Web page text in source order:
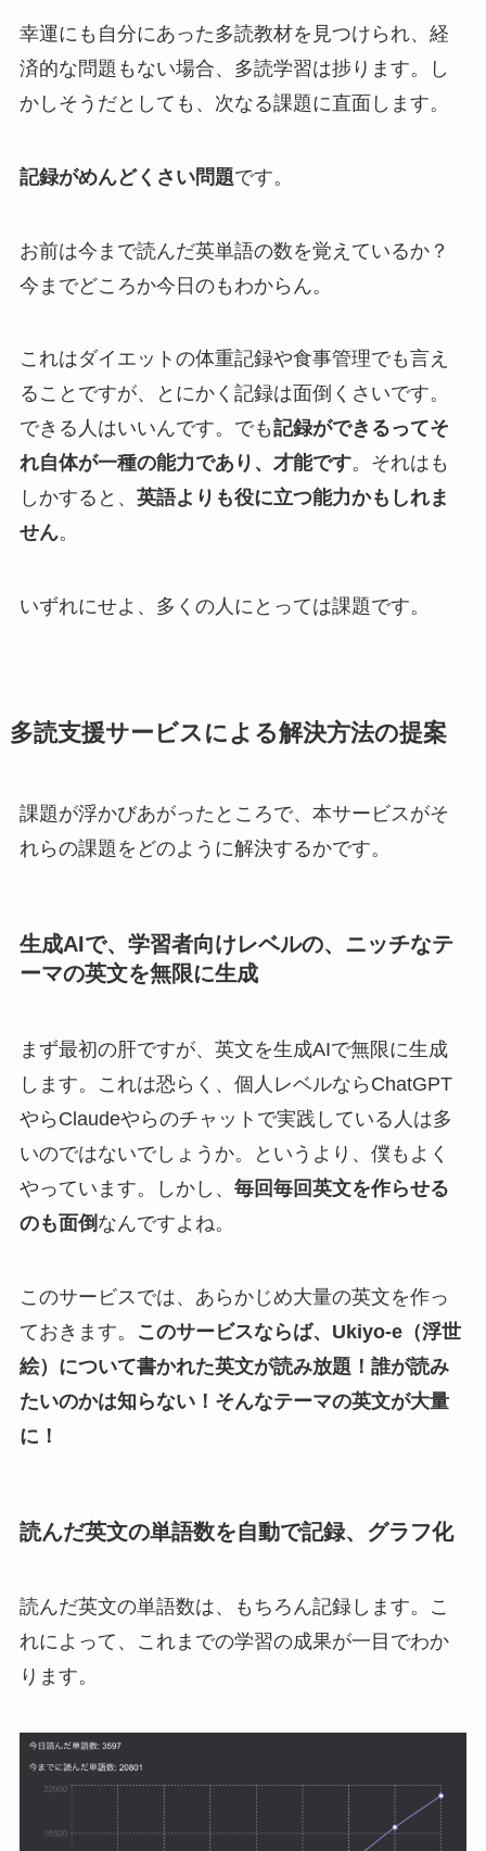
幸運にも自分にあった多読教材を見つけられ、経
済的な問題もない場合、多読学習は捗ります。し
かしそうだとしても、次なる課題に直面します。
記録がめんどくさい問題です。
お前は今まで読んだ英単語の数を覚えているか？
今までどころか今日のもわからん。
これはダイエットの体重記録や食事管理でも言え
ることですが、とにかく記録は面倒くさいです。
できる人はいいんです。でも記録ができるってそ
れ自体が一種の能力であり、才能です。それはも
しかすると、 英語よりも役に立つ能力かもしれま
せん。
いずれにせよ、多くの人にとっては課題です。
多読支援サービスによる解決方法の提案
課題が浮かびあがったところで、本サービスがそ
れらの課題をどのように解決するかです。
生成AIで、学習者向けレベルの、ニッチなテ
ーマの英文を無限に生成
まず最初の肝ですが、英文を生成AIで無限に生成
します。これは恐らく、個人レベルならChatGPT
やらClaudeやらのチャットで実践している人は多
いのではないでしょうか。というより、僕もよく
やっています。しかし、 毎回毎回英文を作らせる
のも面倒 なんですよね。
このサービスでは、あらかじめ大量の英文を作っ
ておきます。
このサービスならば、Ukiyo-e（浮世
絵）について書かれた英文が読み放題！誰が読み
たいのかは知らない！そんなテーマの英文が大量
に！
読んだ英文の単語数を自動で記録、グラフ化
読んだ英文の単語数は、もちろん記録します。こ
れによって、これまでの学習の成果が一目でわか
ります。